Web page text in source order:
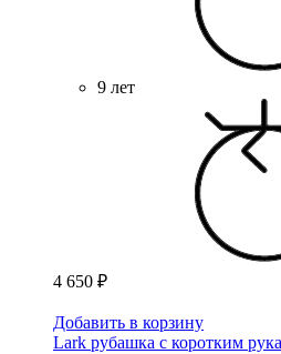
9 лет
4 650 ₽
Добавить в корзину
Lark рубашка с коротким